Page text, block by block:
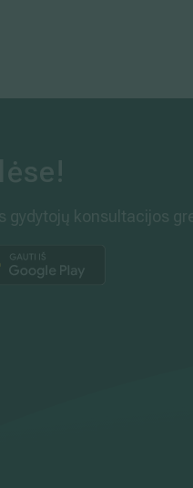
gydytojų konsultacijos